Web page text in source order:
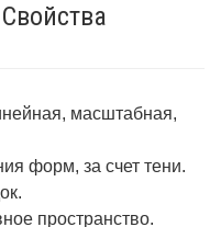
масштабная,
форм, за счет тени.
пространство.